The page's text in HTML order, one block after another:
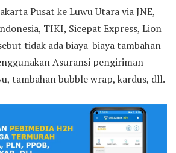
Pusat ke Luwu Utara via JNE,
TIKI, Sicepat Express, Lion
tidak ada biaya-biaya tambahan
Asuransi pengiriman
tambahan bubble wrap, kardus, dll.